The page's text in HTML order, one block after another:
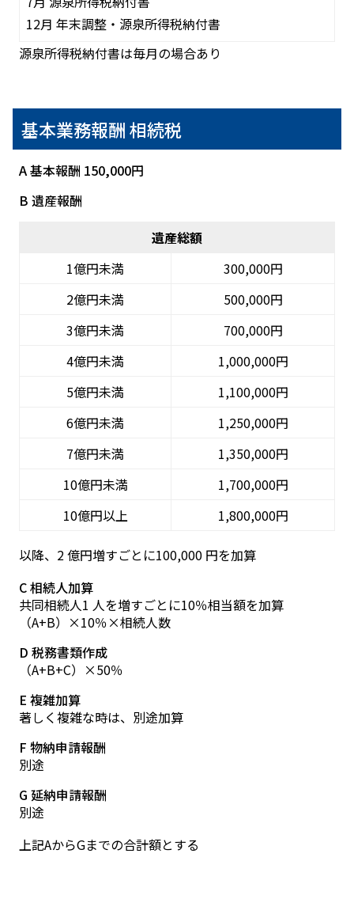
12月 年末調整・源泉所得税納付書
源泉所得税納付書は毎月の場合あり
基本業務報酬 相続税
A 基本報酬 150,000円
B 遺産報酬
遺産総額
1億円未満
300,000円
2億円未満
500,000円
3億円未満
700,000円
4億円未満
1,000,000円
5億円未満
1,100,000円
6億円未満
1,250,000円
7億円未満
1,350,000円
10億円未満
1,700,000円
10億円以上
1,800,000円
以降、2 億円増すごとに100,000 円を加算
C 相続人加算
共同相続人1 人を増すごとに10％相当額を加算
（A+B）×10％×相続人数
D 税務書類作成
（A+B+C）×50％
E 複雑加算
著しく複雑な時は、別途加算
F 物納申請報酬
別途
G 延納申請報酬
別途
上記AからGまでの合計額とする